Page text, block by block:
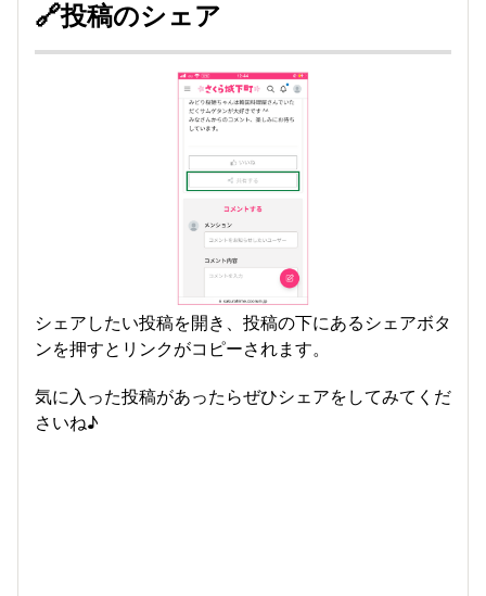
🔗投稿のシェア
シェアしたい投稿を開き、投稿の下にあるシェアボタ
ンを押すとリンクがコピーされます。
気に入った投稿があったらぜひシェアをしてみてくだ
さいね♪